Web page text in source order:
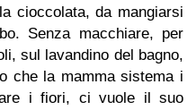
cioccolata, da mangiarsi
Senza macchiare, per
sul lavandino del bagno,
che la mamma sistema i
i fiori, ci vuole il suo